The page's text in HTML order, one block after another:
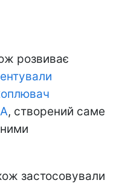
розвиває
, створений саме
застосовували